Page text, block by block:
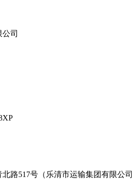
司
路517号（乐清市运输集团有限公司